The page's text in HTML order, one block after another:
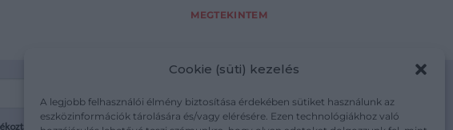
Cookie (süti) kezelés
A legjobb felhasználói élmény biztosítása érdekében sütiket használunk az
eszközinformációk tárolására és/vagy elérésére. Ezen technológiákhoz való
a címlapokon
mű címlapjának hátoldalán
korabeli félmaroquin kötésben.
nyolcvanadik születésnapjára, ezer
ajándékozási bejegyzés. Aranyozott gerincű,
Szép példány.
MEGTEKINTEM
mutargy.com/adatkezelesi-tajekoztato/